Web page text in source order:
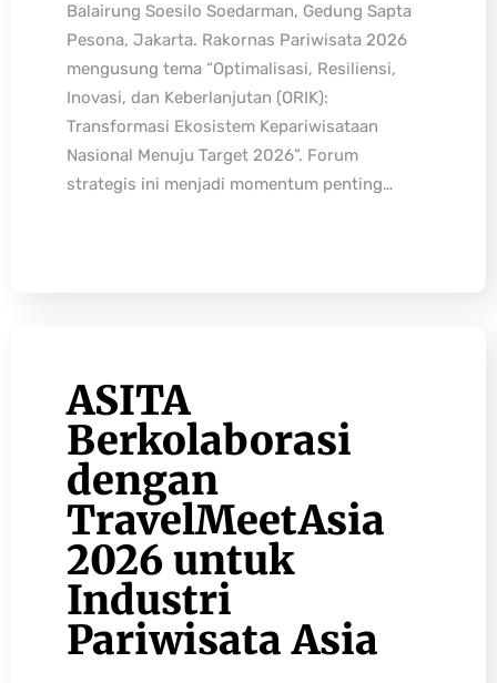
Balairung Soesilo Soedarman, Gedung Sapta
Pesona, Jakarta. Rakornas Pariwisata 2026
mengusung tema “Optimalisasi, Resiliensi,
Inovasi, dan Keberlanjutan (ORIK):
Transformasi Ekosistem Kepariwisataan
Nasional Menuju Target 2026”. Forum
strategis ini menjadi momentum penting…
ASITA
Berkolaborasi
dengan
TravelMeetAsia
2026 untuk
Industri
Pariwisata Asia